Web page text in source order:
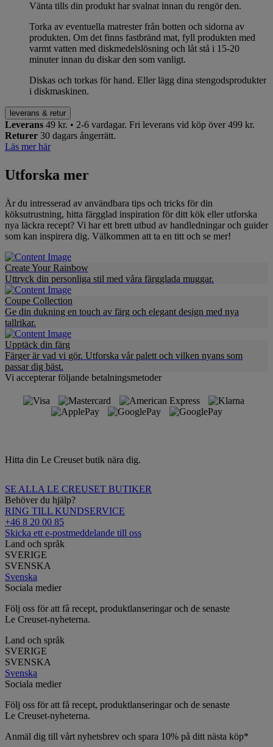
Vänta tills din produkt har svalnat innan du rengör den.
Torka av eventuella matrester från botten och sidorna av
produkten. Om det finns fastbränd mat, fyll produkten med
varmt vatten med diskmedelslösning och låt stå i 15-20
minuter innan du diskar den som vanligt.
Diskas och torkas för hand. Eller lägg dina stengodsprodukter
i diskmaskinen.
leverans & retur
Leverans 49 kr. • 2-6 vardagar. Fri leverans vid köp över 499 kr.
Returer 30 dagars ångerrätt.
Läs mer här
Utforska mer
Är du intresserad av användbara tips och tricks för din
köksutrustning, hitta färgglad inspiration för ditt kök eller utforska
nya läckra recept? Vi har ett brett utbud av handledningar och guider
som kan inspirera dig. Välkommen att ta en titt och se mer!
Create Your Rainbow
Uttryck din personliga stil med våra färgglada muggar.
Coupe Collection
Ge din dukning en touch av färg och elegant design med nya
tallrikar.
Upptäck din färg
Färger är vad vi gör. Utforska vår palett och vilken nyans som
passar dig bäst.
Vi accepterar följande betalningsmetoder
Hitta din Le Creuset butik nära dig.
SE ALLA LE CREUSET BUTIKER
Behöver du hjälp?
RING TILL KUNDSERVICE
+46 8 20 00 85
Skicka ett e-postmeddelande till oss
Land och språk
SVERIGE
SVENSKA
Svenska
Sociala medier
Följ oss för att få recept, produktlanseringar och de senaste
Le Creuset-nyheterna.
Land och språk
SVERIGE
SVENSKA
Svenska
Sociala medier
Följ oss för att få recept, produktlanseringar och de senaste
Le Creuset-nyheterna.
Anmäl dig till vårt nyhetsbrev och spara 10% på ditt nästa köp*